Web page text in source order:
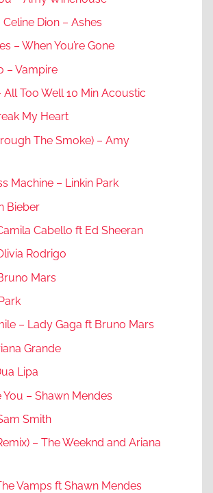
Dion – Ashes
– When You’re Gone
– Vampire
All Too Well 10 Min Acoustic
My Heart
The Smoke) – Amy
Machine – Linkin Park
Bieber
Cabello ft Ed Sheeran
Rodrigo
Mars
– Lady Gaga ft Bruno Mars
Grande
Lipa
You – Shawn Mendes
Smith
– The Weeknd and Ariana
Vamps ft Shawn Mendes